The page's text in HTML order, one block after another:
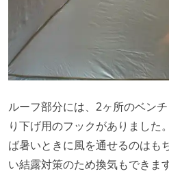
ルーフ部分には、2ヶ所のベン
り下げ用のフックがありました
ば暑いときに風を通せるのはも
い結露対策のため換気もできます